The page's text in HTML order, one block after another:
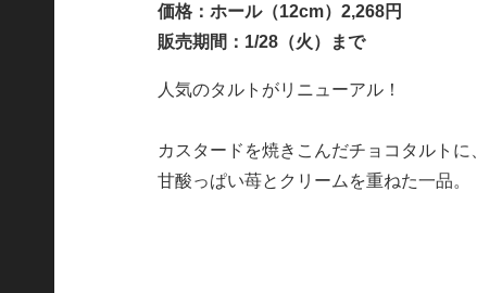
価格：ホール（12cm）2,268円
販売期間：1/28（火）まで
人気のタルトがリニューアル！
カスタードを焼きこんだチョコタルトに、
甘酸っぱい苺とクリームを重ねた一品。